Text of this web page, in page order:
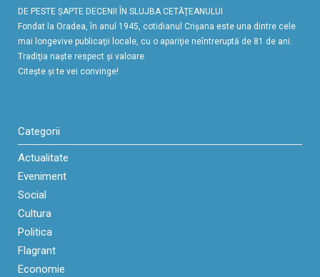
DE PESTE ŞAPTE DECENII ÎN SLUJBA CETĂŢEANULUI
Fondat la Oradea, în anul 1945, cotidianul Crişana este una dintre cele
mai longevive publicaţii locale, cu o apariţie neîntreruptă de 81 de ani.
Tradiţia naşte respect şi valoare.
Citeşte şi te vei convinge!
Categorii
Actualitate
Eveniment
Social
Cultura
Politica
Flagrant
Economie